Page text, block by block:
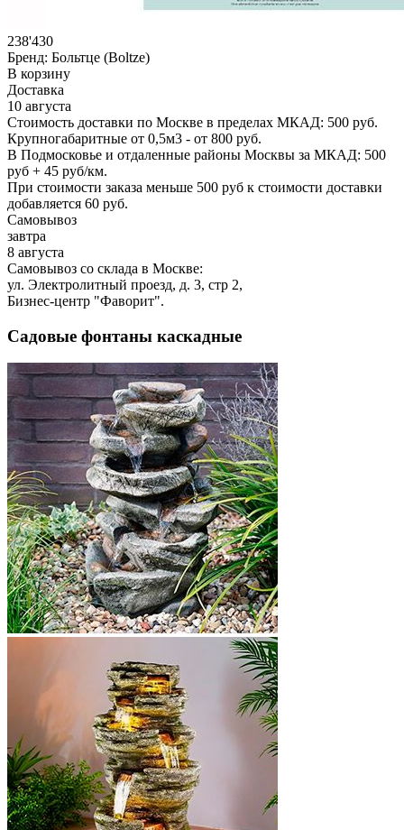
238'430
Бренд: Больтце (Boltze)
В корзину
Доставка
10 августа
Стоимость доставки по Москве в пределах МКАД: 500 руб.
Крупногабаритные от 0,5м3 - от 800 руб.
В Подмосковье и отдаленные районы Москвы за МКАД: 500
руб + 45 руб/км.
При стоимости заказа меньше 500 руб к стоимости доставки
добавляется 60 руб.
Самовывоз
завтра
8 августа
Самовывоз со склада в Москве:
ул. Электролитный проезд, д. 3, стр 2,
Бизнес-центр "Фаворит".
Садовые фонтаны каскадные